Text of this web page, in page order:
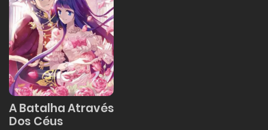
A Batalha Através
Dos Céus